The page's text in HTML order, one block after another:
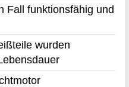
Fall funktionsfähig und
wurden